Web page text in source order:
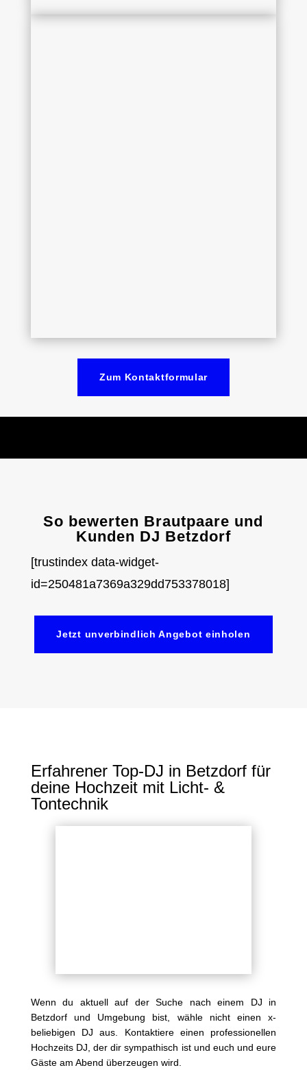
Zum Kontaktformular
So bewerten Brautpaare und
Kunden DJ Betzdorf
[trustindex data-widget-
id=250481a7369a329dd753378018]
Jetzt unverbindlich Angebot einholen
Erfahrener Top-DJ in Betzdorf für
deine Hochzeit mit Licht- &
Tontechnik
Wenn du aktuell auf der Suche nach einem DJ in
Betzdorf und Umgebung bist, wähle nicht einen x-
beliebigen DJ aus. Kontaktiere einen professionellen
Hochzeits DJ, der dir sympathisch ist und euch und eure
Gäste am Abend überzeugen wird.